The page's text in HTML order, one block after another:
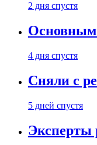
2 дня спустя
4 дня спустя
Сняли с
5 дней спустя
Эксперты